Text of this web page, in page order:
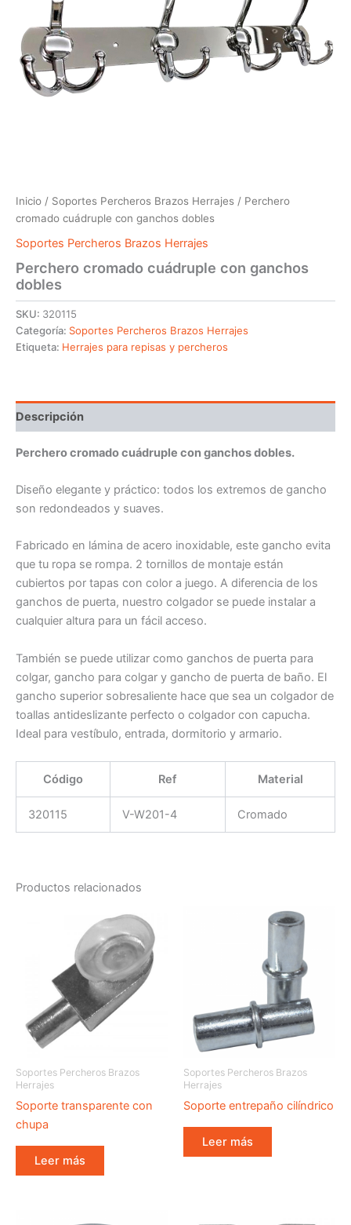
Inicio / Soportes Percheros Brazos Herrajes / Perchero
cromado cuádruple con ganchos dobles
Soportes Percheros Brazos Herrajes
Perchero cromado cuádruple con ganchos
dobles
SKU: 320115
Categoría: Soportes Percheros Brazos Herrajes
Etiqueta: Herrajes para repisas y percheros
Descripción
Perchero cromado cuádruple con ganchos dobles.
Diseño elegante y práctico: todos los extremos de gancho
son redondeados y suaves.
Fabricado en lámina de acero inoxidable, este gancho evita
que tu ropa se rompa. 2 tornillos de montaje están
cubiertos por tapas con color a juego. A diferencia de los
ganchos de puerta, nuestro colgador se puede instalar a
cualquier altura para un fácil acceso.
También se puede utilizar como ganchos de puerta para
colgar, gancho para colgar y gancho de puerta de baño. El
gancho superior sobresaliente hace que sea un colgador de
toallas antideslizante perfecto o colgador con capucha.
Ideal para vestíbulo, entrada, dormitorio y armario.
Código Ref Material
320115 V-W201-4 Cromado
Productos relacionados
Soportes Percheros Brazos
Herrajes
Soporte transparente con
chupa
Leer más
Soportes Percheros Brazos
Herrajes
Soporte entrepaño cilíndrico
Leer más